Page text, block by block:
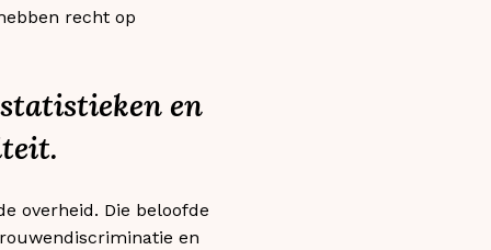
recht op
en
overheid. Die beloofde
en